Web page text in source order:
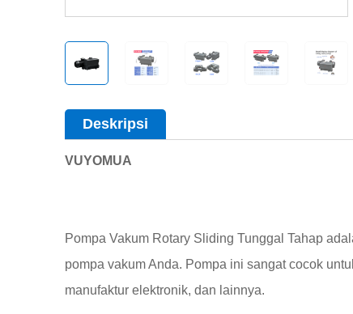
Deskripsi
VUYOMUA
Pompa Vakum Rotary Sliding Tunggal Tahap
pompa vakum Anda. Pompa ini sangat cocok
manufaktur elektronik, dan lainnya.